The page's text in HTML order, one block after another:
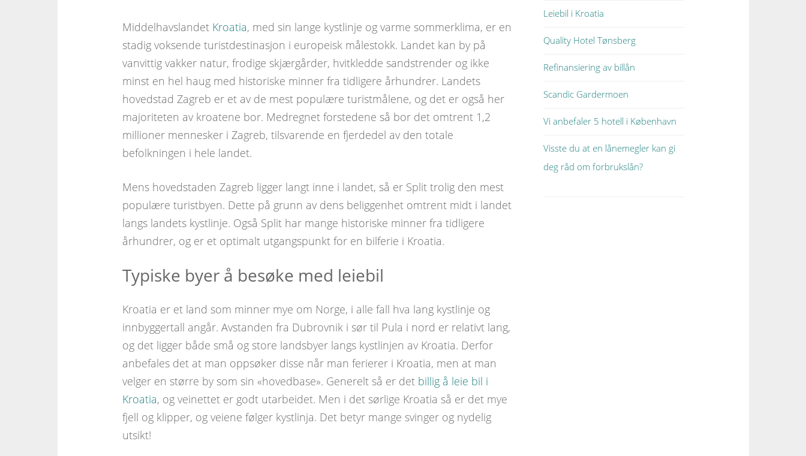
Middelhavslandet Kroatia, med sin lange kystlinje og varme sommerklima, er en
stadig voksende turistdestinasjon i europeisk målestokk. Landet kan by på
vanvittig vakker natur, frodige skjærgårder, hvitkledde sandstrender og ikke
minst en hel haug med historiske minner fra tidligere århundrer. Landets
hovedstad Zagreb er et av de mest populære turistmålene, og det er også her
majoriteten av kroatene bor. Medregnet forstedene så bor det omtrent 1,2
millioner mennesker i Zagreb, tilsvarende en fjerdedel av den totale
befolkningen i hele landet.
Mens hovedstaden Zagreb ligger langt inne i landet, så er Split trolig den mest
populære turistbyen. Dette på grunn av dens beliggenhet omtrent midt i landet
langs landets kystlinje. Også Split har mange historiske minner fra tidligere
århundrer, og er et optimalt utgangspunkt for en bilferie i Kroatia.
Typiske byer å besøke med leiebil
Kroatia er et land som minner mye om Norge, i alle fall hva lang kystlinje og
innbyggertall angår. Avstanden fra Dubrovnik i sør til Pula i nord er relativt lang,
og det ligger både små og store landsbyer langs kystlinjen av Kroatia. Derfor
anbefales det at man oppsøker disse når man ferierer i Kroatia, men at man
velger en større by som sin «hovedbase». Generelt så er det billig å leie bil i
Kroatia, og veinettet er godt utarbeidet. Men i det sørlige Kroatia så er det mye
fjell og klipper, og veiene følger kystlinja. Det betyr mange svinger og nydelig
utsikt!
Leiebil i Kroatia
Quality Hotel Tønsberg
Refinansiering av billån
Scandic Gardermoen
Vi anbefaler 5 hotell i København
Visste du at en lånemegler kan gi
deg råd om forbrukslån?